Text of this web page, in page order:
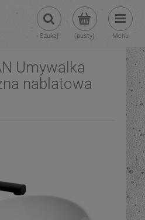
(pusty)
Szukaj Menu
Umywalka
nablatowa